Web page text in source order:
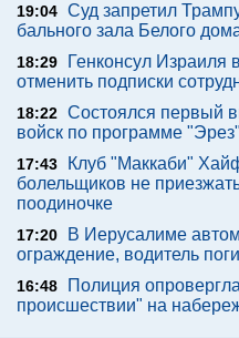
19:04 Суд запретил
бального зала Белого
18:29
Генконсул Израиля
отменить подписки
18:22 Состоялся первый
войск по программе "Эрез"
17:43
Клуб "Маккаби"
болельщиков не
поодиночке
17:20
В Иерусалиме
ограждение, водитель
16:48
Полиция
происшествии" на